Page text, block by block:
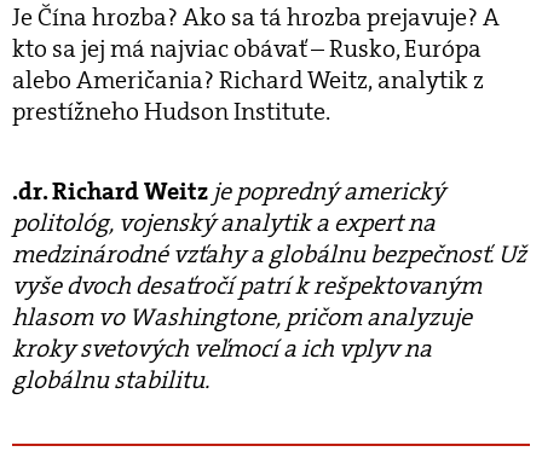
Je Čína hrozba? Ako sa tá hrozba prejavuje? A
kto sa jej má najviac obávať – Rusko, Európa
alebo Američania? Richard Weitz, analytik z
prestížneho Hudson Institute.
.dr. Richard Weitz je popredný americký
politológ, vojenský analytik a expert na
medzinárodné vzťahy a globálnu bezpečnosť. Už
vyše dvoch desaťročí patrí k rešpektovaným
hlasom vo Washingtone, pričom analyzuje
kroky svetových veľmocí a ich vplyv na
globálnu stabilitu.